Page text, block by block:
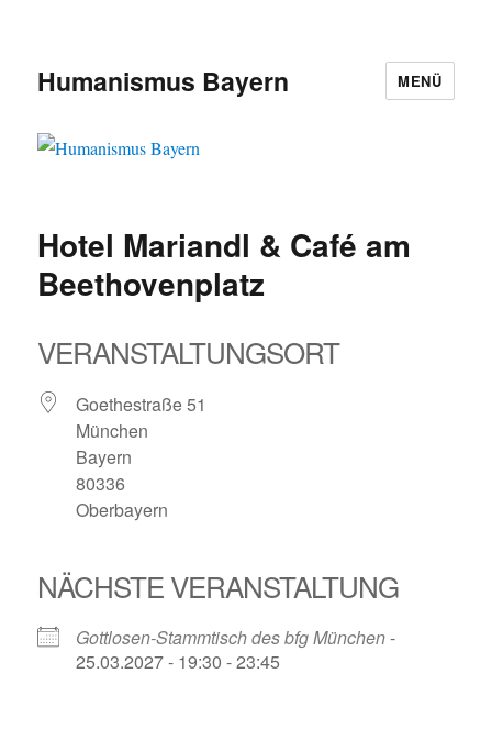
Humanismus Bayern MENÜ
Hotel Mariandl & Café am
Beethovenplatz
VERANSTALTUNGSORT
Goethestraße 51
München
Bayern
80336
Oberbayern
NÄCHSTE VERANSTALTUNG
Gottlosen-Stammtisch des bfg München-
25.03.2027 - 19:30 - 23:45